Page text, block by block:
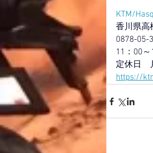
KTM/
香川県高
0878-05-
11：00
定休日　
https://